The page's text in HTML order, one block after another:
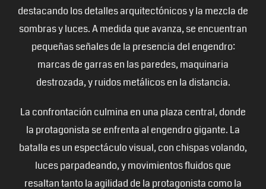
destacando los detalles arquitectónicos y la mezcla de
sombras y luces. A medida que avanza, se encuentran
pequeñas señales de la presencia del engendro:
marcas de garras en las paredes, maquinaria
destrozada, y ruidos metálicos en la distancia.
La confrontación culmina en una plaza central, donde
la protagonista se enfrenta al engendro gigante. La
batalla es un espectáculo visual, con chispas volando,
luces parpadeando, y movimientos fluidos que
resaltan tanto la agilidad de la protagonista como la